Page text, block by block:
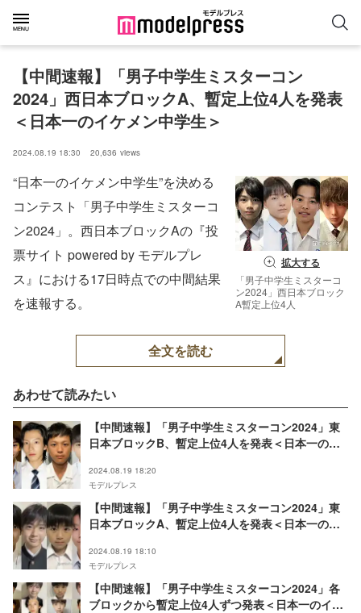
【中間速報】「男子中学生ミスターコン
2024」西日本ブロックA、暫定上位4人を発表
＜日本一のイケメン中学生＞
2024.08.19 18:30 20,636 views
拡大する
「男子中学生ミスターコ
ン2024」西日本ブロック
A暫定上位4人
“日本一のイケメン中学生”を決める
コンテスト「男子中学生ミスターコ
ン2024」。西日本ブロックAの『投
票サイト powered by モデルプレ
ス』における17日時点での中間結果
を速報する。
全文を読む
あわせて読みたい
【中間速報】「男子中学生ミスターコン2024」東
日本ブロックB、暫定上位4人を発表＜日本一のイ
2024.08.19 18:20
モデルプレス
【中間速報】「男子中学生ミスターコン2024」東
日本ブロックA、暫定上位4人を発表＜日本一のイ
2024.08.19 18:10
モデルプレス
【中間速報】「男子中学生ミスターコン2024」各
ブロックから暫定上位4人ずつ発表＜日本一のイケ